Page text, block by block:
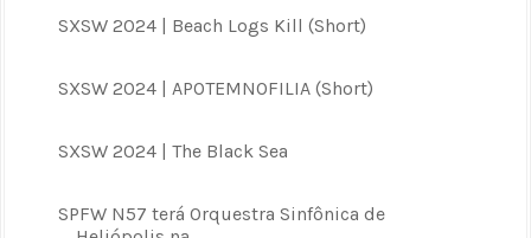
SXSW 2024 | Beach Logs Kill (Short)
SXSW 2024 | APOTEMNOFILIA (Short)
SXSW 2024 | The Black Sea
SPFW N57 terá Orquestra Sinfônica de